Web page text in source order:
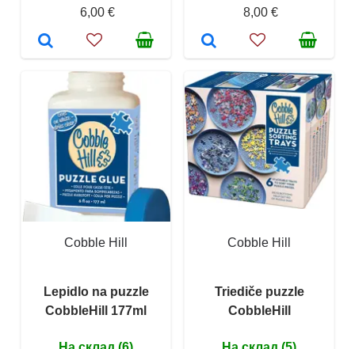
6,00 €
8,00 €
Cobble Hill
Lepidlo na puzzle
CobbleHill 177ml
Cobble Hill
Triediče puzzle
CobbleHill